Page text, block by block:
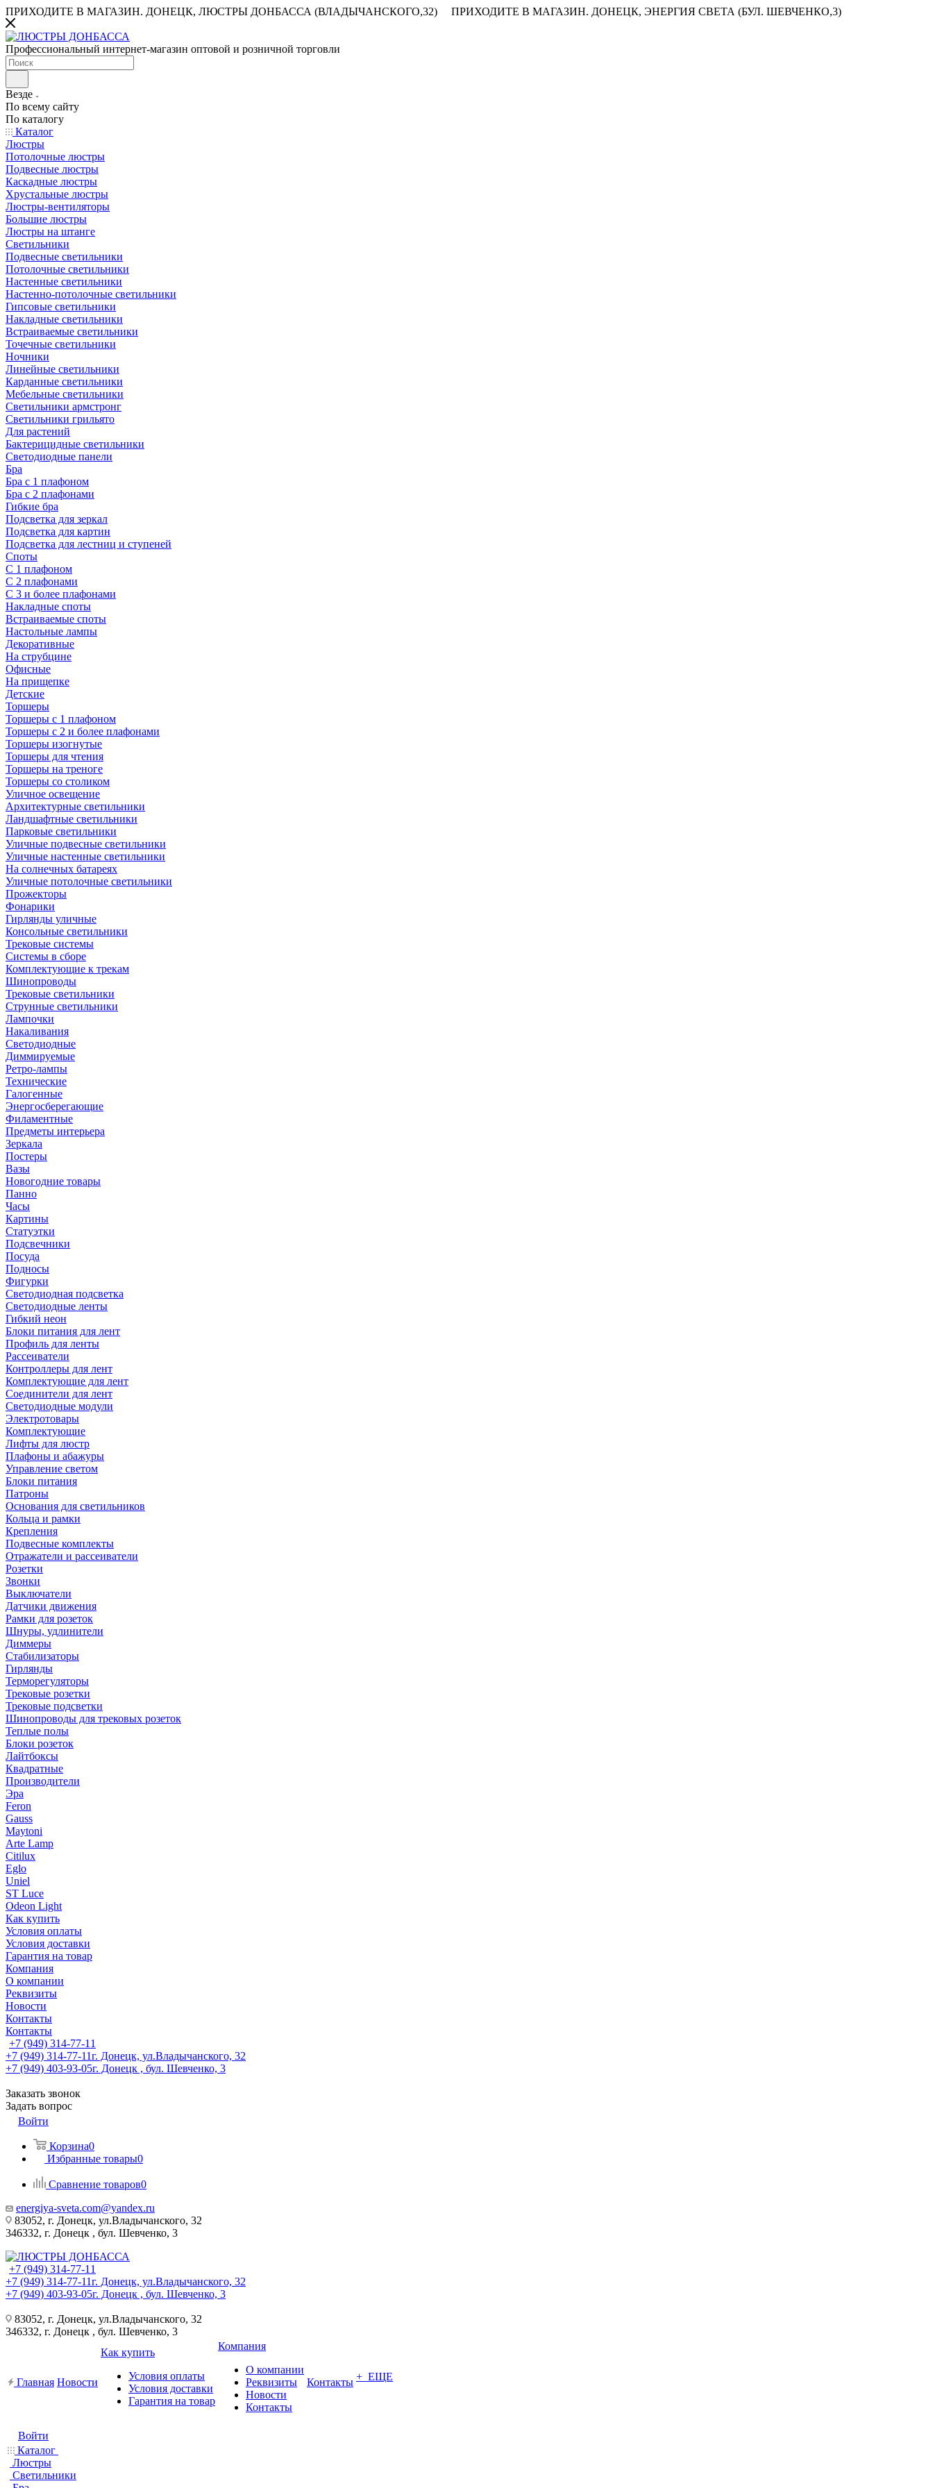
ПРИХОДИТЕ В МАГАЗИН. ДОНЕЦК, ЛЮСТРЫ ДОНБАССА (ВЛАДЫЧАНСКОГО,32) ПРИХОДИТЕ В МАГАЗИН. ДОНЕЦК, ЭНЕРГИЯ СВЕТА (БУЛ. ШЕВЧЕНКО,3)
Профессиональный интернет-магазин оптовой и розничной торговли
Везде
По всему сайту
По каталогу
Каталог
Люстры
Потолочные люстры
Подвесные люстры
Каскадные люстры
Хрустальные люстры
Люстры-вентиляторы
Большие люстры
Люстры на штанге
Светильники
Подвесные светильники
Потолочные светильники
Настенные светильники
Настенно-потолочные светильники
Гипсовые светильники
Накладные светильники
Встраиваемые светильники
Точечные светильники
Ночники
Линейные светильники
Карданные светильники
Мебельные светильники
Светильники армстронг
Светильники грильято
Для растений
Бактерицидные светильники
Светодиодные панели
Бра
Бра с 1 плафоном
Бра с 2 плафонами
Гибкие бра
Подсветка для зеркал
Подсветка для картин
Подсветка для лестниц и ступеней
Споты
С 1 плафоном
С 2 плафонами
С 3 и более плафонами
Накладные споты
Встраиваемые споты
Настольные лампы
Декоративные
На струбцине
Офисные
На прищепке
Детские
Торшеры
Торшеры с 1 плафоном
Торшеры с 2 и более плафонами
Торшеры изогнутые
Торшеры для чтения
Торшеры на треноге
Торшеры со столиком
Уличное освещение
Архитектурные светильники
Ландшафтные светильники
Парковые светильники
Уличные подвесные светильники
Уличные настенные светильники
На солнечных батареях
Уличные потолочные светильники
Прожекторы
Фонарики
Гирлянды уличные
Консольные светильники
Трековые системы
Системы в сборе
Комплектующие к трекам
Шинопроводы
Трековые светильники
Струнные светильники
Лампочки
Накаливания
Светодиодные
Диммируемые
Ретро-лампы
Технические
Галогенные
Энергосберегающие
Филаментные
Предметы интерьера
Зеркала
Постеры
Вазы
Новогодние товары
Панно
Часы
Картины
Статуэтки
Подсвечники
Посуда
Подносы
Фигурки
Светодиодная подсветка
Светодиодные ленты
Гибкий неон
Блоки питания для лент
Профиль для ленты
Рассеиватели
Контроллеры для лент
Комплектующие для лент
Соединители для лент
Светодиодные модули
Электротовары
Комплектующие
Лифты для люстр
Плафоны и абажуры
Управление светом
Блоки питания
Патроны
Основания для светильников
Кольца и рамки
Крепления
Подвесные комплекты
Отражатели и рассеиватели
Розетки
Звонки
Выключатели
Датчики движения
Рамки для розеток
Шнуры, удлинители
Диммеры
Стабилизаторы
Гирлянды
Терморегуляторы
Трековые розетки
Трековые подсветки
Шинопроводы для трековых розеток
Теплые полы
Блоки розеток
Лайтбоксы
Квадратные
Производители
Эра
Feron
Gauss
Maytoni
Arte Lamp
Citilux
Eglo
Uniel
ST Luce
Odeon Light
Как купить
Условия оплаты
Условия доставки
Гарантия на товар
Компания
О компании
Реквизиты
Новости
Контакты
Контакты
+7 (949) 314-77-11
+7 (949) 314-77-11г. Донецк, ул.Владычанского, 32
+7 (949) 403-93-05г. Донецк , бул. Шевченко, 3
Заказать звонок
Задать вопрос
Войти
Корзина0
Избранные товары0
Сравнение товаров0
energiya-sveta.com@yandex.ru
83052, г. Донецк, ул.Владычанского, 32
346332, г. Донецк , бул. Шевченко, 3
+7 (949) 314-77-11
+7 (949) 314-77-11г. Донецк, ул.Владычанского, 32
+7 (949) 403-93-05г. Донецк , бул. Шевченко, 3
83052, г. Донецк, ул.Владычанского, 32
346332, г. Донецк , бул. Шевченко, 3
Главная Новости
Как купить
Условия оплаты
Условия доставки
Гарантия на товар
Компания
О компании
Реквизиты
Новости
Контакты
Контакты + ЕЩЕ
Войти
Каталог
Люстры
Светильники